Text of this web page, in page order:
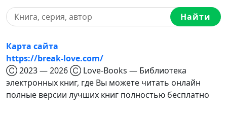
Найти
Карта сайта
https://break-love.com/
Ⓒ 2023 — 2026 Ⓒ Love-Books — Библиотека
электронных книг, где Вы можете читать онлайн
полные версии лучших книг полностью бесплатно